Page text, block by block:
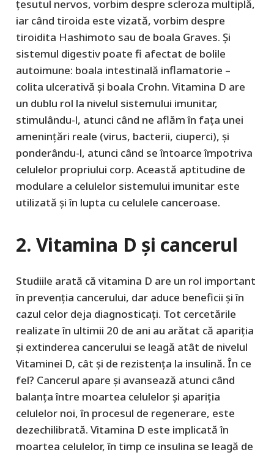
țesutul nervos, vorbim despre scleroza multiplă,
iar când tiroida este vizată, vorbim despre
tiroidita Hashimoto sau de boala Graves. Și
sistemul digestiv poate fi afectat de bolile
autoimune: boala intestinală inflamatorie –
colita ulcerativă și boala Crohn. Vitamina D are
un dublu rol la nivelul sistemului imunitar,
stimulându-l, atunci când ne aflăm în fața unei
amenințări reale (virus, bacterii, ciuperci), și
ponderându-l, atunci când se întoarce împotriva
celulelor propriului corp. Această aptitudine de
modulare a celulelor sistemului imunitar este
utilizată și în lupta cu celulele canceroase.
2. Vitamina D și cancerul
Studiile arată că vitamina D are un rol important
în prevenția cancerului, dar aduce beneficii și în
cazul celor deja diagnosticați. Tot cercetările
realizate în ultimii 20 de ani au arătat că apariția
și extinderea cancerului se leagă atât de nivelul
Vitaminei D, cât și de rezistența la insulină. În ce
fel? Cancerul apare și avansează atunci când
balanța între moartea celulelor și apariția
celulelor noi, în procesul de regenerare, este
dezechilibrată. Vitamina D este implicată în
moartea celulelor, în timp ce insulina se leagă de